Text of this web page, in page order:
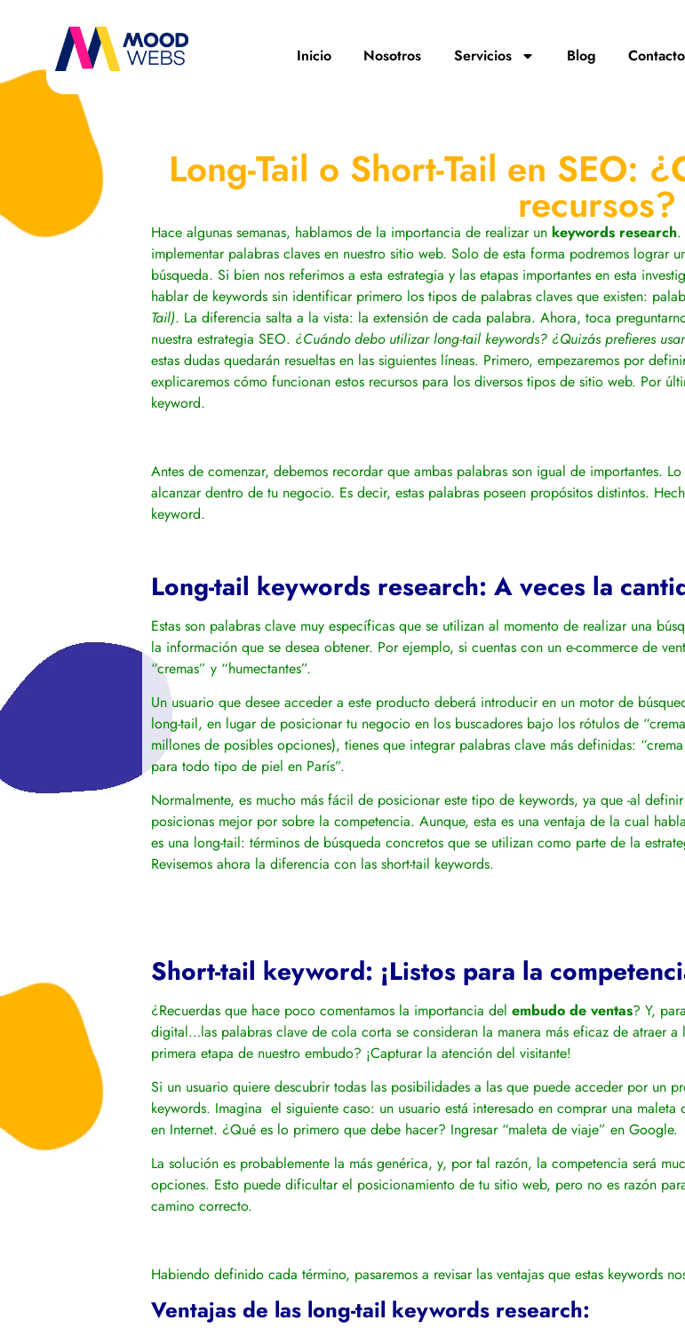
Inicio Nosotros Servicios Blog Contacto
Long-Tail o Short-Tail en SEO:
recursos?
Hace algunas semanas, hablamos de la importancia de realizar un keywords research.
implementar palabras claves en nuestro sitio web. Solo de esta forma podremos lograr
búsqueda. Si bien nos referimos a esta estrategia y las etapas importantes en esta
hablar de keywords sin identificar primero los tipos de palabras claves que existen:
Tail). La diferencia salta a la vista: la extensión de cada palabra. Ahora, toca
nuestra estrategia SEO. ¿Cuándo debo utilizar long-tail keywords? ¿Quizás prefieres
estas dudas quedarán resueltas en las siguientes líneas. Primero, empezaremos por
explicaremos cómo funcionan estos recursos para los diversos tipos de sitio web. Por
keyword.
Antes de comenzar, debemos recordar que ambas palabras son igual de importantes.
alcanzar dentro de tu negocio. Es decir, estas palabras poseen propósitos distintos.
keyword.
Long-tail keywords research: A veces la
Estas son palabras clave muy específicas que se utilizan al momento de realizar una
la información que se desea obtener. Por ejemplo, si cuentas con un e-commerce de
“cremas” y “humectantes”.
Un usuario que desee acceder a este producto deberá introducir en un motor de
long-tail, en lugar de posicionar tu negocio en los buscadores bajo los rótulos de
millones de posibles opciones), tienes que integrar palabras clave más definidas:
para todo tipo de piel en París”.
Normalmente, es mucho más fácil de posicionar este tipo de keywords, ya que -al
posicionas mejor por sobre la competencia. Aunque, esta es una ventaja de la cual
es una long-tail: términos de búsqueda concretos que se utilizan como parte de la
Revisemos ahora la diferencia con las short-tail keywords.
Short-tail keyword: ¡Listos para la
¿Recuerdas que hace poco comentamos la importancia del embudo de ventas? Y,
digital…las palabras clave de cola corta se consideran la manera más eficaz de atraer a
primera etapa de nuestro embudo? ¡Capturar la atención del visitante!
Si un usuario quiere descubrir todas las posibilidades a las que puede acceder por un
keywords. Imagina el siguiente caso: un usuario está interesado en comprar una
en Internet. ¿Qué es lo primero que debe hacer? Ingresar “maleta de viaje” en Google.
La solución es probablemente la más genérica, y, por tal razón, la competencia será
opciones. Esto puede dificultar el posicionamiento de tu sitio web, pero no es razón
camino correcto.
Habiendo definido cada término, pasaremos a revisar las ventajas que estas keywords
Ventajas de las long-tail keywords research: